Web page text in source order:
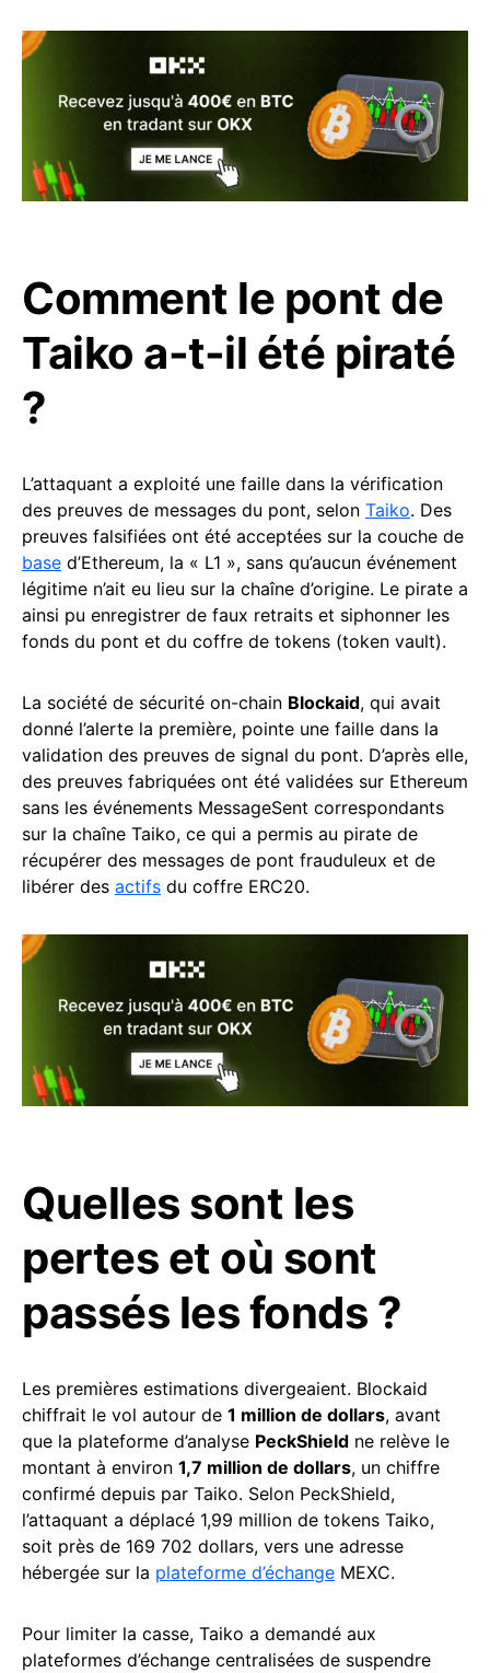
Comment le pont de
Taiko a-t-il été piraté
?
L’attaquant a exploité une faille dans la vérification
des preuves de messages du pont, selon Taiko. Des
preuves falsifiées ont été acceptées sur la couche de
base d’Ethereum, la « L1 », sans qu’aucun événement
légitime n’ait eu lieu sur la chaîne d’origine. Le pirate a
ainsi pu enregistrer de faux retraits et siphonner les
fonds du pont et du coffre de tokens (token vault).
La société de sécurité on-chain Blockaid, qui avait
donné l’alerte la première, pointe une faille dans la
validation des preuves de signal du pont. D’après elle,
des preuves fabriquées ont été validées sur Ethereum
sans les événements MessageSent correspondants
sur la chaîne Taiko, ce qui a permis au pirate de
récupérer des messages de pont frauduleux et de
libérer des actifs du coffre ERC20.
Quelles sont les
pertes et où sont
passés les fonds ?
Les premières estimations divergeaient. Blockaid
chiffrait le vol autour de 1 million de dollars, avant
que la plateforme d’analyse PeckShield ne relève le
montant à environ 1,7 million de dollars, un chiffre
confirmé depuis par Taiko. Selon PeckShield,
l’attaquant a déplacé 1,99 million de tokens Taiko,
soit près de 169 702 dollars, vers une adresse
hébergée sur la plateforme d’échange MEXC.
Pour limiter la casse, Taiko a demandé aux
plateformes d’échange centralisées de suspendre